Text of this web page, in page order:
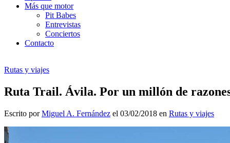
Más que motor
Pit Babes
Entrevistas
Conciertos
Contacto
Rutas y viajes
Ruta Trail. Ávila. Por un millón de
Escrito porMiguel A. Fernández el 03/02/2018 en Rutas y viajes